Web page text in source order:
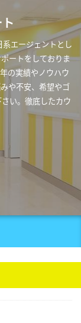
エージェントとし
ートをしておりま
の実績やノウハウ
や不安、希望やゴ
い。徹底したカウ